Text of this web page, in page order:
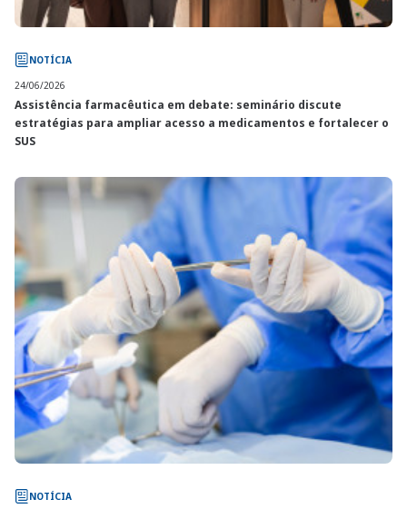
NOTÍCIA
24/06/2026
Assistência farmacêutica em debate: seminário discute
estratégias para ampliar acesso a medicamentos e fortalecer o
SUS
NOTÍCIA